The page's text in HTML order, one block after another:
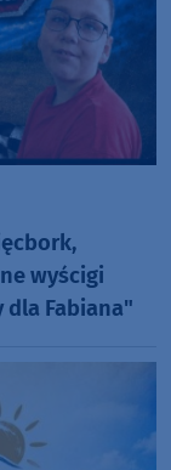
wyścigi
Fabiana"